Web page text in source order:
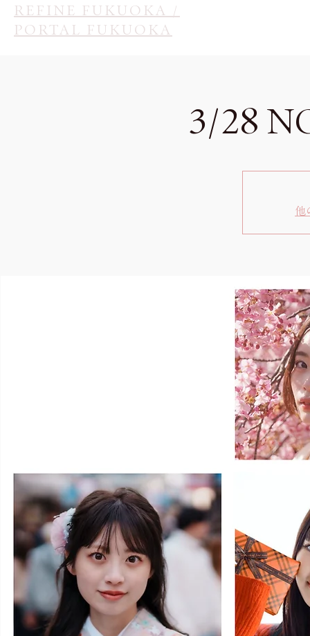
REFINE FUKUOKA /
PORTAL FUKUOKA
3/28
他